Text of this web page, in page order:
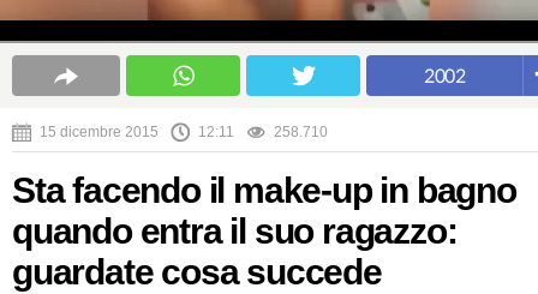
2002
15 dicembre 2015 12:11 258.710
Sta facendo il make-up in bagno
quando entra il suo ragazzo:
guardate cosa succede